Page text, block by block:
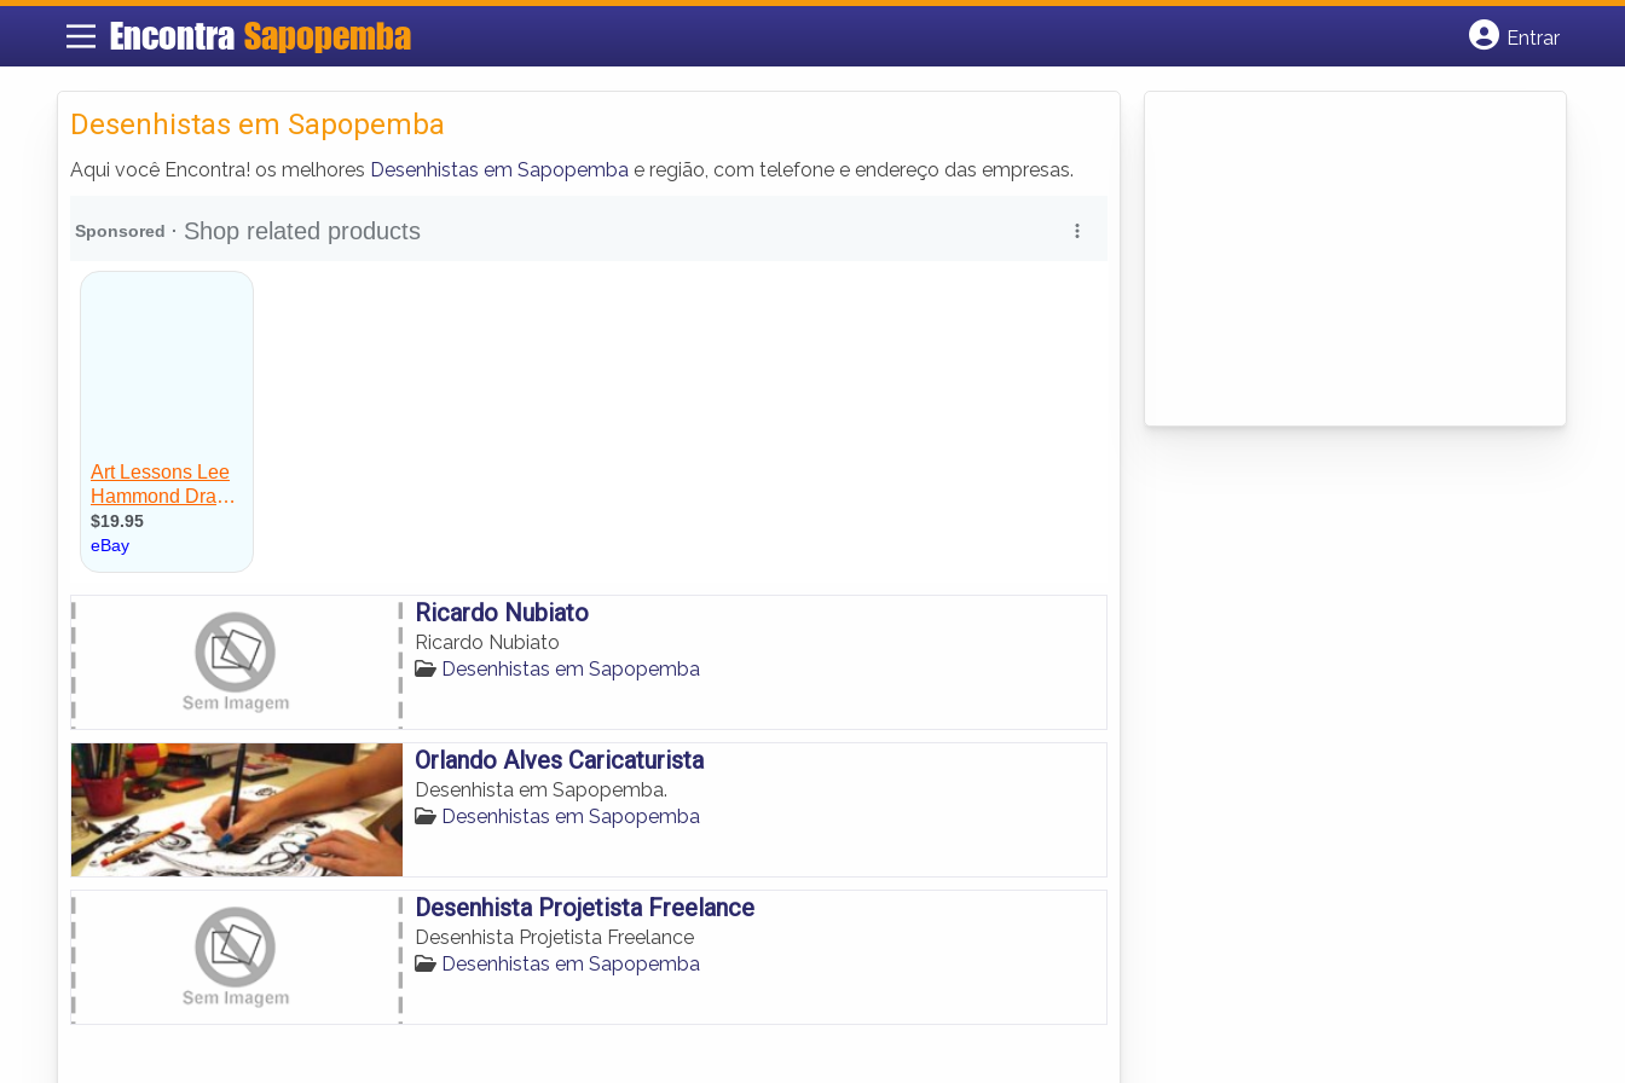
Encontra Sapopemba
Entrar
Desenhistas em Sapopemba
Aqui você Encontra! os melhores Desenhistas em Sapopemba e região, com telefone e endereço das empresas.
Ricardo Nubiato
Ricardo Nubiato
Desenhistas em Sapopemba
Orlando Alves Caricaturista
Desenhista em Sapopemba.
Desenhistas em Sapopemba
Desenhista Projetista Freelance
Desenhista Projetista Freelance
Desenhistas em Sapopemba